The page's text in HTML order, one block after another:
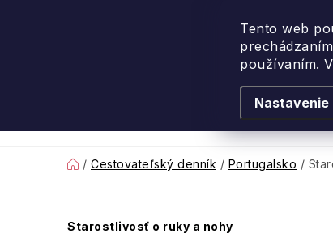
Tento web
používaním.
Nastavenie
Podľa vône
Domov
/ Cestovateľský denník / Portugalsko /
B
Starostlivosť o ruky a nohy